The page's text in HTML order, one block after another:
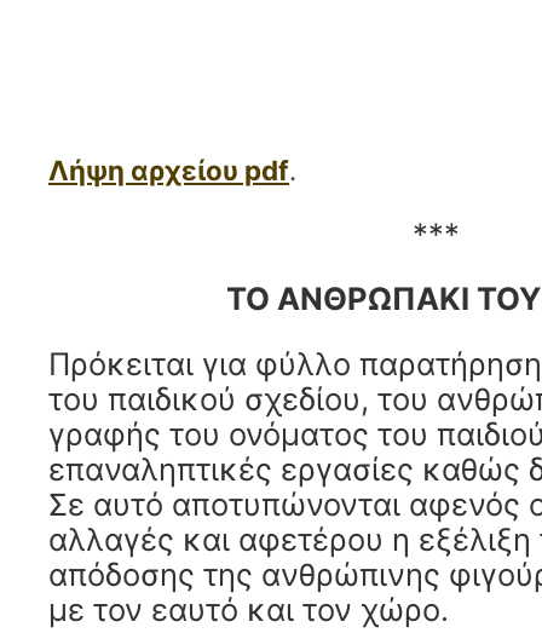
Λήψη αρχείου pdf.
***
ΤΟ ΑΝΘΡΩΠΑΚΙ
Πρόκειται για φύλλο
του παιδικού σχεδίου, του
γραφής του ονόματος του
επαναληπτικές εργασίες καθώς
Σε αυτό αποτυπώνονται αφενός
αλλαγές και αφετέρου η εξέλιξη
απόδοσης της ανθρώπινης
με τον εαυτό και τον χώρο.